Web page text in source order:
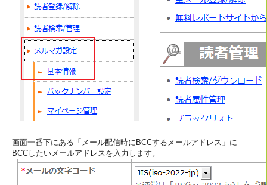
画面一番下にある「メール配信時にBCCするメールアドレス」に
BCCしたいメールアドレスを入力します。